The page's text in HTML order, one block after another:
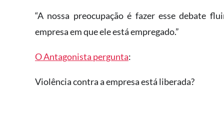
“A nossa preocupação é fazer esse debate
empresa em que ele está empregado.”
O Antagonista pergunta:
Violência contra a empresa está liberada?